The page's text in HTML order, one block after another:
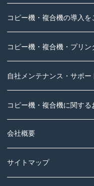
コピー機・複合機の導入
コピー機・複合機・プリン
自社メンテナンス・サポー
コピー機・複合機に関する
会社概要
サイトマップ